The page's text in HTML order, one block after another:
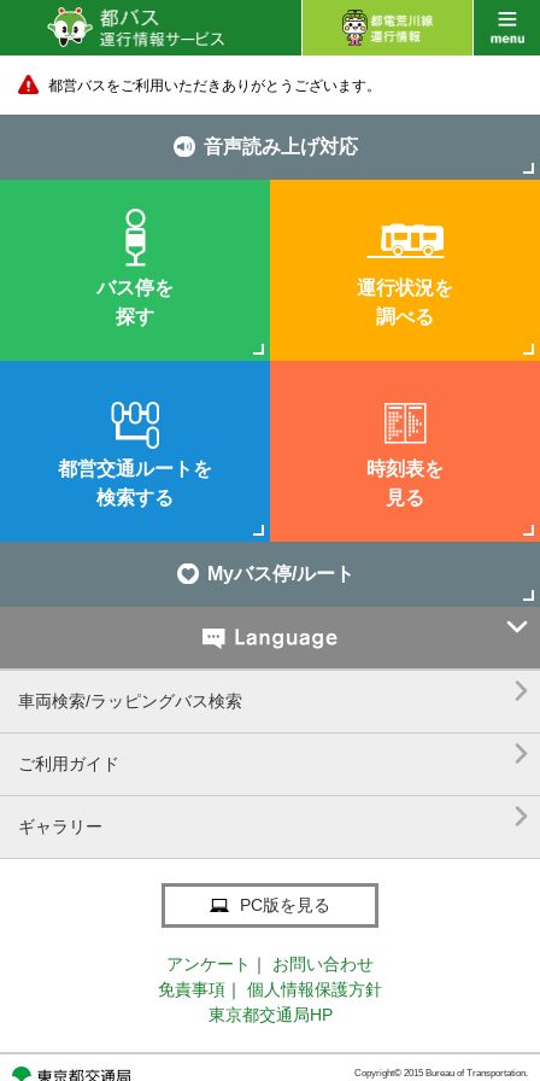
都営バスをご利用いただきありがとうございます。
音声読み上げ対応
バス停を
探す
運行状況を
調べる
都営交通ルートを
検索する
時刻表を
見る
Myバス停/ルート

車両検索/ラッピングバス検索 
ご利用ガイド 
ギャラリー 
PC版を見る
アンケート ｜
お問い合わせ
免責事項 ｜
個人情報保護方針
東京都交通局HP
Copyright© 2015 Bureau of Transportation.